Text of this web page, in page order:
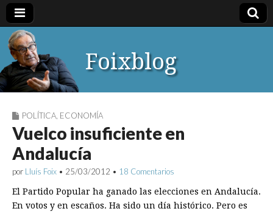
Foixblog
POLÍTICA ECONOMÍA
Vuelco insuficiente en
Andalucía
por Lluís Foix • 25/03/2012 • 18 Comentarios
El Partido Popular ha ganado las elecciones en Andalucía.
En votos y en escaños. Ha sido un día histórico. Pero es